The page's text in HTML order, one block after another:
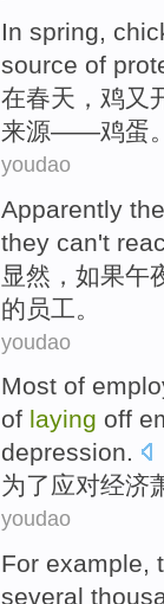
In spring,
source of
在春天 ， 鸡又
来源——鸡蛋。
youdao
Apparently
they can't
显然 ， 如果午
的 员工 。
youdao
Most of
of laying off
depression.
为了应对经济
youdao
For example,
several